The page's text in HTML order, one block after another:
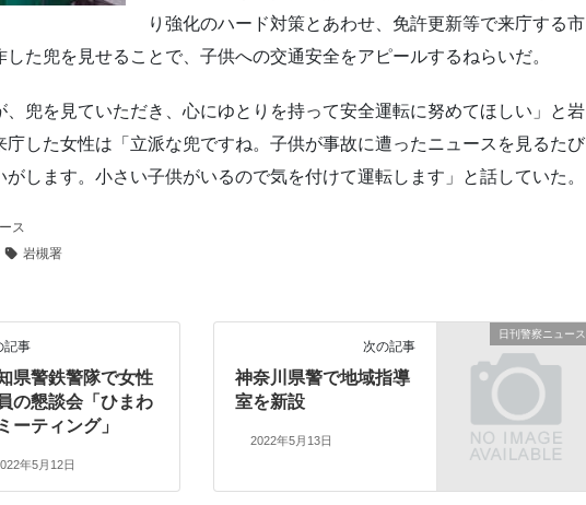
り強化のハード対策とあわせ、免許更新等で来庁する市
た兜を見せることで、子供への交通安全をアピールするねらいだ。
、兜を見ていただき、心にゆとりを持って安全運転に努めてほしい」と岩
した女性は「立派な兜ですね。子供が事故に遭ったニュースを見るたび
します。小さい子供がいるので気を付けて運転します」と話していた。
ス
岩槻署
記事
県警鉄警隊で女性
の懇談会「ひまわ
ーティング」
年5月12日
日刊警察ニュース
次の記事
神奈川県警で地域指導
室を新設
2022年5月13日